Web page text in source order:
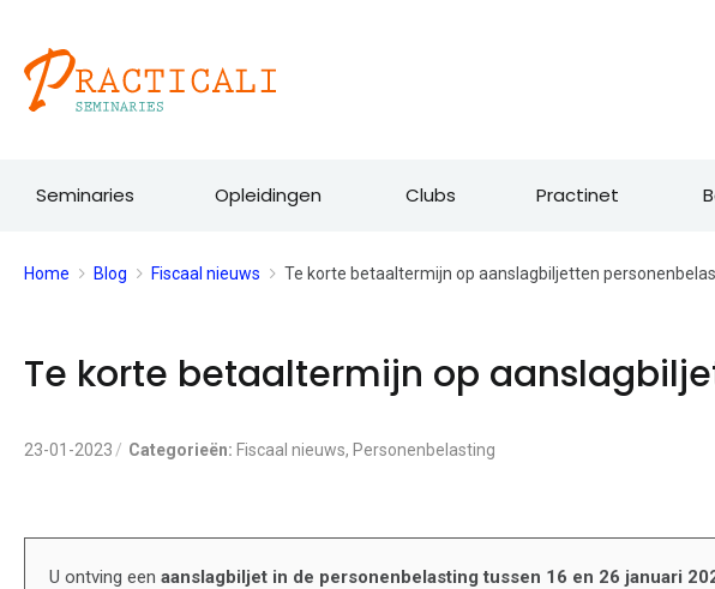
Ga
naar
de
Seminaries Opleidingen Clubs Practinet
Home Blog Fiscaal nieuws Te korte betaaltermijn op aanslagbiljetten
Te korte betaaltermijn op
23-01-2023 Categorieën: Fiscaal nieuws, Personenbelasting
U ontving een aanslagbiljet in de personenbelasting tussen 16 en 26 januari